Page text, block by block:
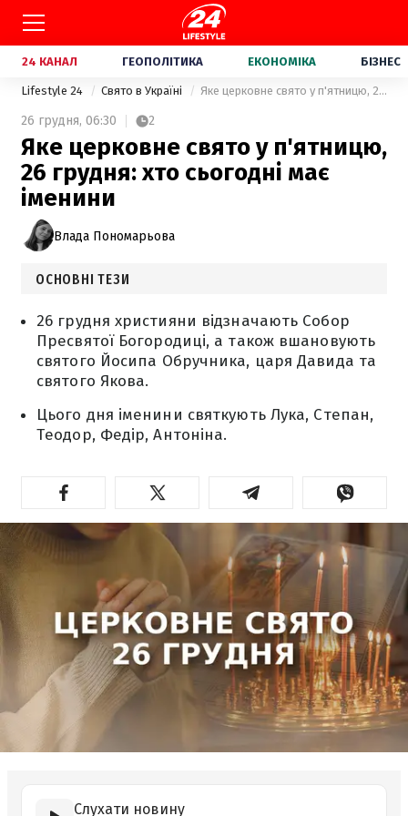
24 КАНАЛ ГЕОПОЛІТИКА ЕКОНОМІКА БІЗНЕС
Lifestyle 24 Свято в Україні Яке церковне свято у п'ятницю, 26 грудня: хто сьогодні має іменини
26 грудня, 06:30 2
Яке церковне свято у п'ятницю,
26 грудня: хто сьогодні має
іменини
Влада Пономарьова
ОСНОВНІ ТЕЗИ
26 грудня християни відзначають Собор
Пресвятої Богородиці, а також вшановують
святого Йосипа Обручника, царя Давида та
святого Якова.
Цього дня іменини святкують Лука, Степан,
Теодор, Федір, Антоніна.
Слухати новину